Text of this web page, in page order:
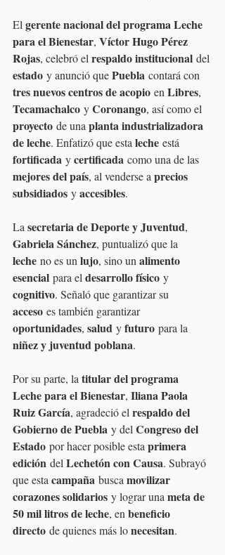
El gerente nacional del programa Leche
para el Bienestar, Víctor Hugo Pérez
Rojas, celebró el respaldo institucional del
estado y anunció que Puebla contará con
tres nuevos centros de acopio en Libres,
Tecamachalco y Coronango, así como el
proyecto de una planta industrializadora
de leche. Enfatizó que esta leche está
fortificada y certificada como una de las
mejores del país, al venderse a precios
subsidiados y accesibles.
La secretaria de Deporte y Juventud,
Gabriela Sánchez, puntualizó que la
leche no es un lujo, sino un alimento
esencial para el desarrollo físico y
cognitivo. Señaló que garantizar su
acceso es también garantizar
oportunidades, salud y futuro para la
niñez y juventud poblana.
Por su parte, la titular del programa
Leche para el Bienestar, Iliana Paola
Ruiz García, agradeció el respaldo del
Gobierno de Puebla y del Congreso del
Estado por hacer posible esta primera
edición del Lechetón con Causa. Subrayó
que esta campaña busca movilizar
corazones solidarios y lograr una meta de
50 mil litros de leche, en beneficio
directo de quienes más lo necesitan.